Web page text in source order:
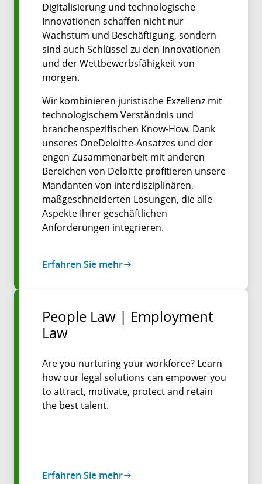
Digitalisierung und technologische
Innovationen schaffen nicht nur
Wachstum und Beschäftigung, sondern
sind auch Schlüssel zu den Innovationen
und der Wettbewerbsfähigkeit von
morgen.
Wir kombinieren juristische Exzellenz mit
technologischem Verständnis und
branchenspezifischen Know-How. Dank
unseres OneDeloitte-Ansatzes und der
engen Zusammenarbeit mit anderen
Bereichen von Deloitte profitieren unsere
Mandanten von interdisziplinären,
maßgeschneiderten Lösungen, die alle
Aspekte Ihrer geschäftlichen
Anforderungen integrieren.
Erfahren Sie mehr
People Law | Employment
Law
Are you nurturing your workforce? Learn
how our legal solutions can empower you
to attract, motivate, protect and retain
the best talent.
Erfahren Sie mehr